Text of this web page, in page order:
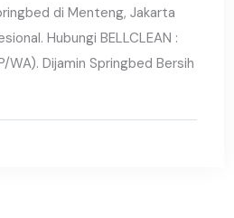
di Menteng, Jakarta
Hubungi BELLCLEAN :
WA). Dijamin Springbed Bersih